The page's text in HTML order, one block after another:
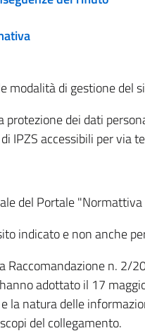
modalità di gestione
dei dati
IPZS accessibili per via
del Portale
indicato e non anche
Raccomandazione n. 2/
adottato il 17
la natura delle
del collegamento.